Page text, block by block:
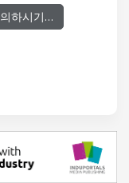
하시기…